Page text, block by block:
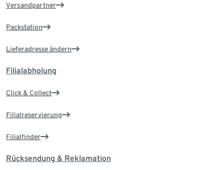
Versandpartner
Packstation
Lieferadresse ändern
Filialabholung
Click & Collect
Filialreservierung
Filialfinder
Rücksendung & Reklamation